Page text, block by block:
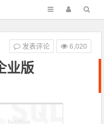
业版
发表评论 6,020